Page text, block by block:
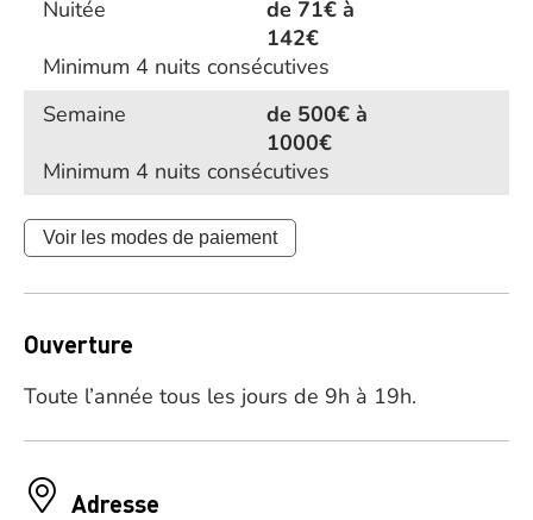
Nuitée
de 71€ à
142€
Minimum 4 nuits consécutives
Semaine
de 500€ à
1000€
Minimum 4 nuits consécutives
Voir les modes de paiement
Ouverture
Toute l’année tous les jours de 9h à 19h.
Adresse